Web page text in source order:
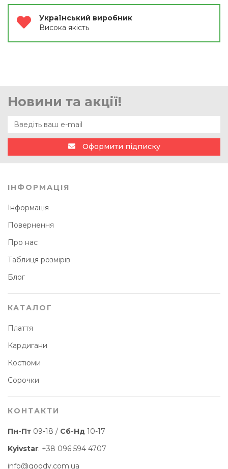
Український виробник
Висока якість
Новини та акції!
Оформити підписку
ІНФОРМАЦІЯ
Інформація
Повернення
Про нас
Таблиця розмірів
Блог
КАТАЛОГ
Плаття
Кардигани
Костюми
Сорочки
КОНТАКТИ
Пн-Пт 09-18 / Сб-Нд 10-17
Kyivstar: +38 096 594 4707
info@goody.com.ua